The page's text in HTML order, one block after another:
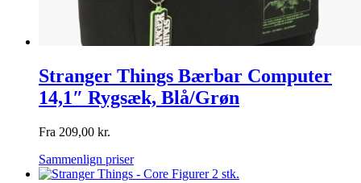
Stranger Things Bærbar Computer
14,1″ Rygsæk, Blå/Grøn
Fra 209,00 kr.
Sammenlign priser